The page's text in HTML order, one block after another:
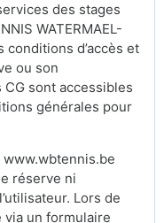
des stages
WATERMAEL-
conditions d’accès et
ou son
sont accessibles
générales pour
réserve ni
Lors de
un formulaire